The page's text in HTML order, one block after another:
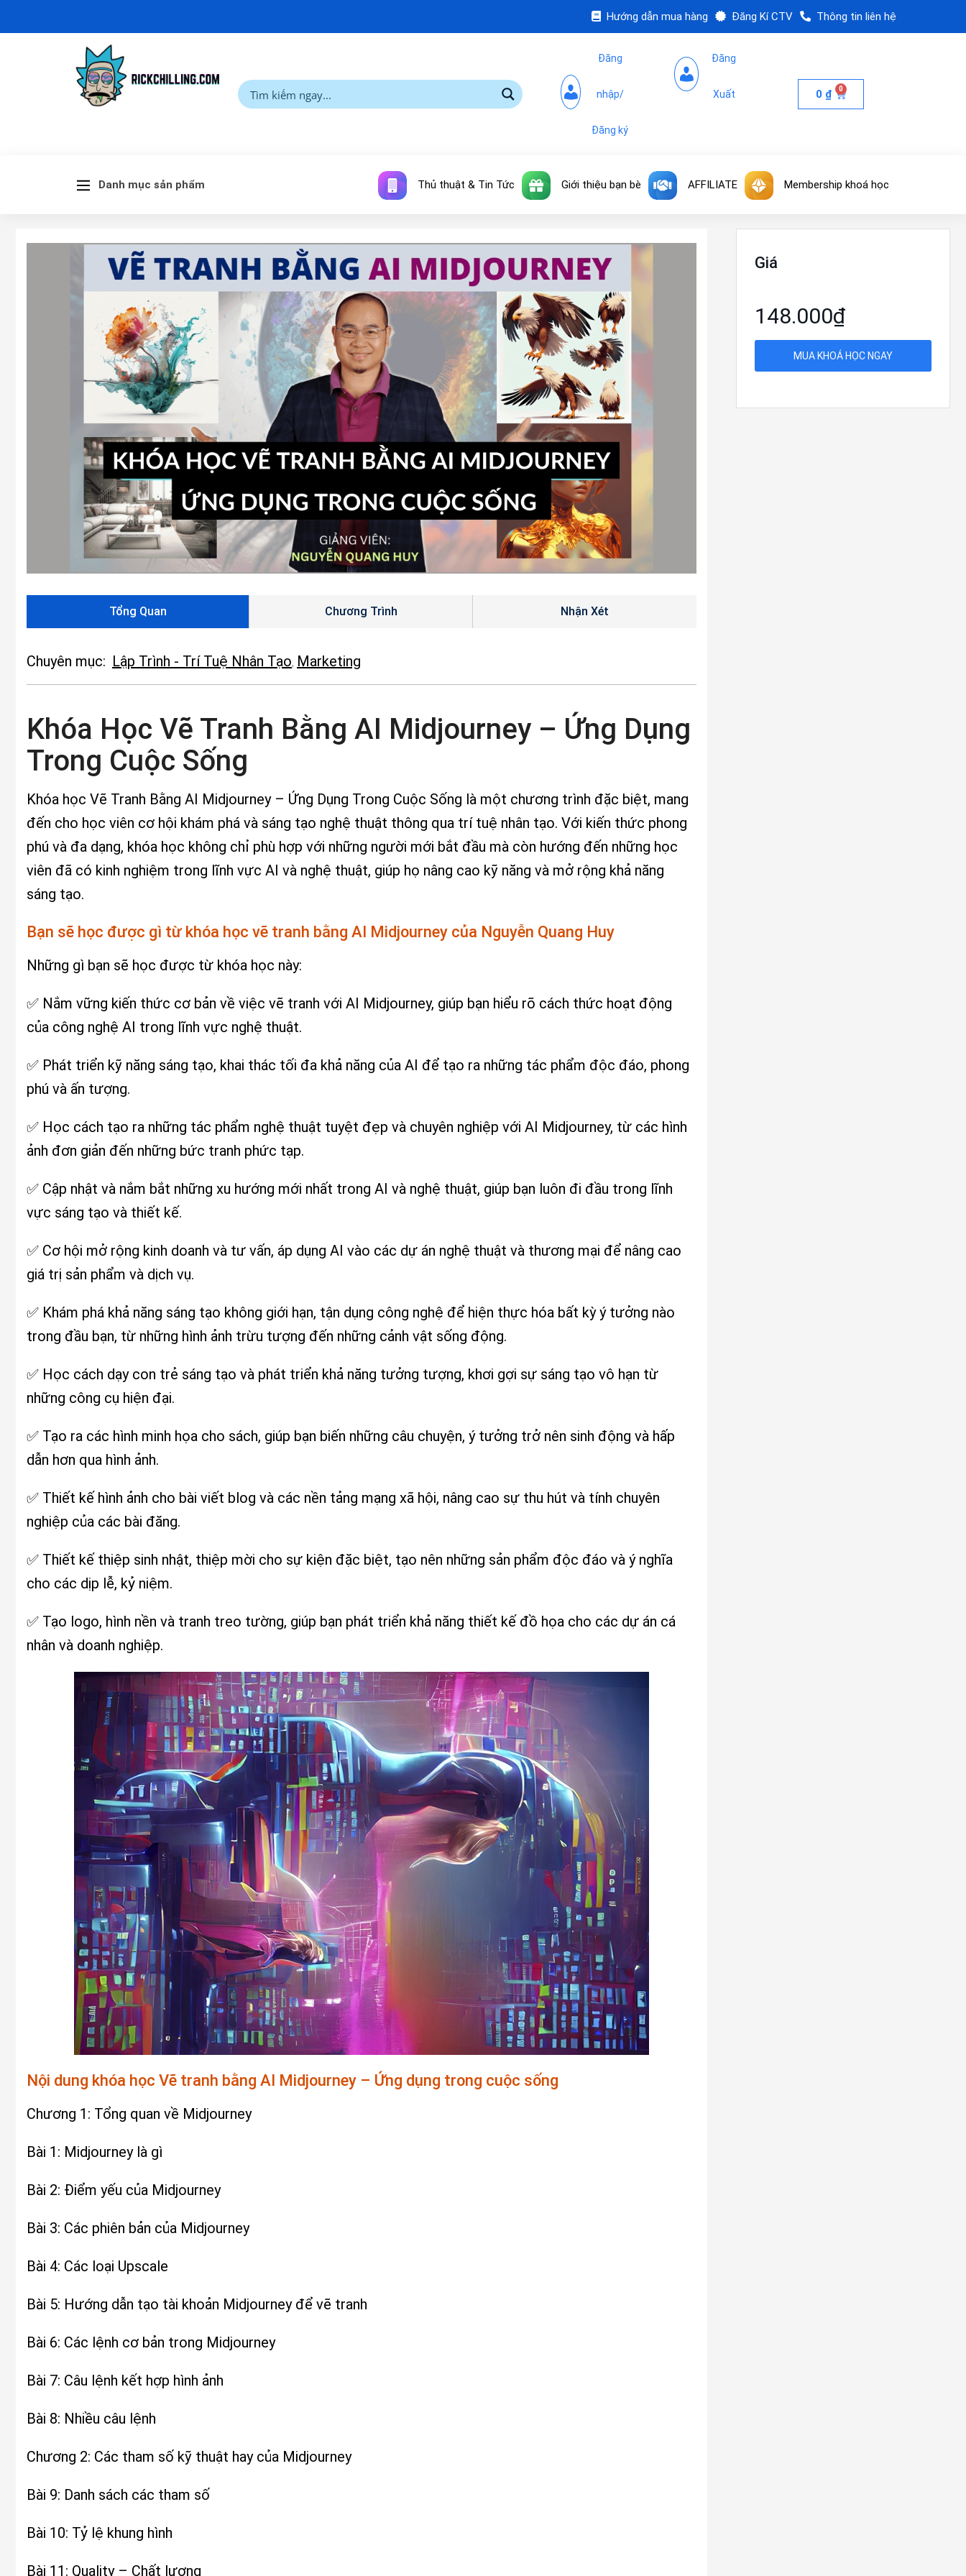
Hướng dẫn mua hàng Đăng Kí CTV Thông tin liên hệ
Đăng
nhập/
Đăng ký
Đăng
Xuất 0 ₫ 0
Danh mục sản phẩm Thủ thuật & Tin Tức Giới thiệu bạn bè AFFILIATE Membership khoá học
Tổng Quan Chương Trình Nhận Xét
Chuyên mục: Lập Trình - Trí Tuệ Nhân Tạo, Marketing
Khóa Học Vẽ Tranh Bằng AI Midjourney – Ứng Dụng
Trong Cuộc Sống
Khóa học Vẽ Tranh Bằng AI Midjourney – Ứng Dụng Trong Cuộc Sống là một chương trình đặc biệt, mang
đến cho học viên cơ hội khám phá và sáng tạo nghệ thuật thông qua trí tuệ nhân tạo. Với kiến thức phong
phú và đa dạng, khóa học không chỉ phù hợp với những người mới bắt đầu mà còn hướng đến những học
viên đã có kinh nghiệm trong lĩnh vực AI và nghệ thuật, giúp họ nâng cao kỹ năng và mở rộng khả năng
sáng tạo.
Bạn sẽ học được gì từ khóa học vẽ tranh bằng AI Midjourney của Nguyễn Quang Huy
Những gì bạn sẽ học được từ khóa học này:
✅ Nắm vững kiến thức cơ bản về việc vẽ tranh với AI Midjourney, giúp bạn hiểu rõ cách thức hoạt động
của công nghệ AI trong lĩnh vực nghệ thuật.
✅ Phát triển kỹ năng sáng tạo, khai thác tối đa khả năng của AI để tạo ra những tác phẩm độc đáo, phong
phú và ấn tượng.
✅ Học cách tạo ra những tác phẩm nghệ thuật tuyệt đẹp và chuyên nghiệp với AI Midjourney, từ các hình
ảnh đơn giản đến những bức tranh phức tạp.
✅ Cập nhật và nắm bắt những xu hướng mới nhất trong AI và nghệ thuật, giúp bạn luôn đi đầu trong lĩnh
vực sáng tạo và thiết kế.
✅ Cơ hội mở rộng kinh doanh và tư vấn, áp dụng AI vào các dự án nghệ thuật và thương mại để nâng cao
giá trị sản phẩm và dịch vụ.
✅ Khám phá khả năng sáng tạo không giới hạn, tận dụng công nghệ để hiện thực hóa bất kỳ ý tưởng nào
trong đầu bạn, từ những hình ảnh trừu tượng đến những cảnh vật sống động.
✅ Học cách dạy con trẻ sáng tạo và phát triển khả năng tưởng tượng, khơi gợi sự sáng tạo vô hạn từ
những công cụ hiện đại.
✅ Tạo ra các hình minh họa cho sách, giúp bạn biến những câu chuyện, ý tưởng trở nên sinh động và hấp
dẫn hơn qua hình ảnh.
✅ Thiết kế hình ảnh cho bài viết blog và các nền tảng mạng xã hội, nâng cao sự thu hút và tính chuyên
nghiệp của các bài đăng.
✅ Thiết kế thiệp sinh nhật, thiệp mời cho sự kiện đặc biệt, tạo nên những sản phẩm độc đáo và ý nghĩa
cho các dịp lễ, kỷ niệm.
✅ Tạo logo, hình nền và tranh treo tường, giúp bạn phát triển khả năng thiết kế đồ họa cho các dự án cá
nhân và doanh nghiệp.
Nội dung khóa học Vẽ tranh bằng AI Midjourney – Ứng dụng trong cuộc sống
Chương 1: Tổng quan về Midjourney
Bài 1: Midjourney là gì
Bài 2: Điểm yếu của Midjourney
Bài 3: Các phiên bản của Midjourney
Bài 4: Các loại Upscale
Bài 5: Hướng dẫn tạo tài khoản Midjourney để vẽ tranh
Bài 6: Các lệnh cơ bản trong Midjourney
Bài 7: Câu lệnh kết hợp hình ảnh
Bài 8: Nhiều câu lệnh
Chương 2: Các tham số kỹ thuật hay của Midjourney
Bài 9: Danh sách các tham số
Bài 10: Tỷ lệ khung hình
Bài 11: Quality – Chất lượng
Giá
148.000₫
MUA KHOÁ HỌC NGAY